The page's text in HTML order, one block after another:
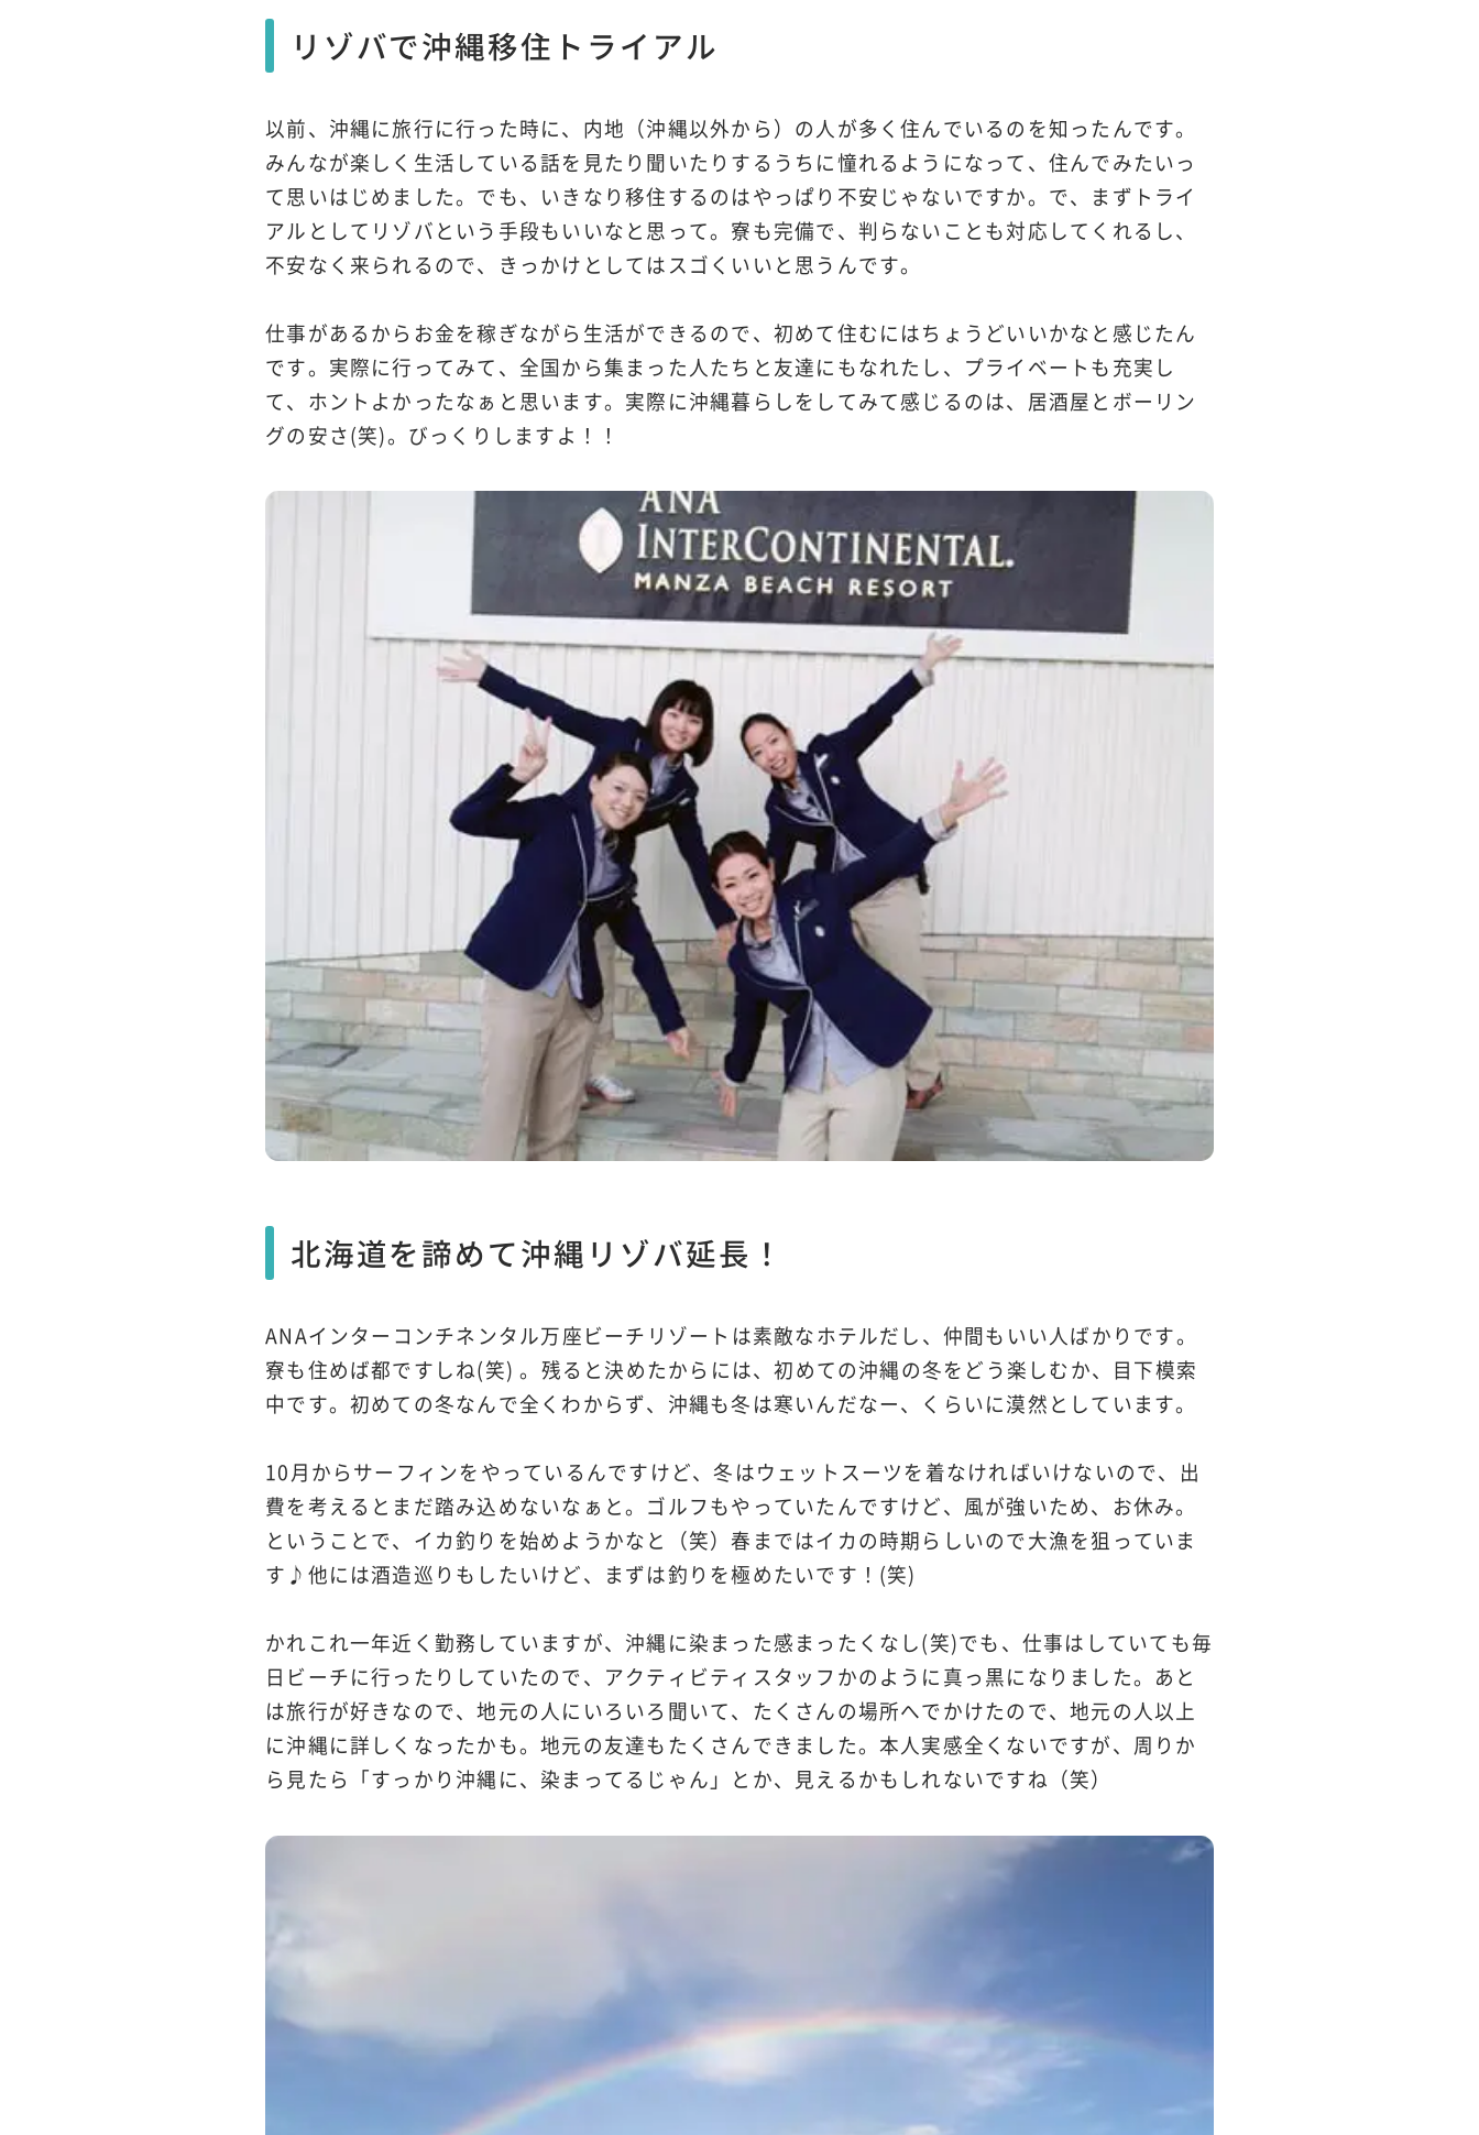
リゾバで沖縄移住トライアル
以前、沖縄に旅行に行った時に、内地（沖縄以外から）の人が多く住んでいるのを知ったんです。
みんなが楽しく生活している話を見たり聞いたりするうちに憧れるようになって、住んでみたいっ
て思いはじめました。でも、いきなり移住するのはやっぱり不安じゃないですか。で、まずトライ
アルとしてリゾバという手段もいいなと思って。寮も完備で、判らないことも対応してくれるし、
不安なく来られるので、きっかけとしてはスゴくいいと思うんです。
仕事があるからお金を稼ぎながら生活ができるので、初めて住むにはちょうどいいかなと感じたん
です。実際に行ってみて、全国から集まった人たちと友達にもなれたし、プライベートも充実し
て、ホントよかったなぁと思います。実際に沖縄暮らしをしてみて感じるのは、居酒屋とボーリン
グの安さ(笑)。びっくりしますよ！！
北海道を諦めて沖縄リゾバ延長！
ANAインターコンチネンタル万座ビーチリゾートは素敵なホテルだし、仲間もいい人ばかりです。
寮も住めば都ですしね(笑) 。残ると決めたからには、初めての沖縄の冬をどう楽しむか、目下模索
中です。初めての冬なんで全くわからず、沖縄も冬は寒いんだなー、くらいに漠然としています。
10月からサーフィンをやっているんですけど、冬はウェットスーツを着なければいけないので、出
費を考えるとまだ踏み込めないなぁと。ゴルフもやっていたんですけど、風が強いため、お休み。
ということで、イカ釣りを始めようかなと（笑）春まではイカの時期らしいので大漁を狙っていま
す♪他には酒造巡りもしたいけど、まずは釣りを極めたいです！(笑)
かれこれ一年近く勤務していますが、沖縄に染まった感まったくなし(笑)でも、仕事はしていても毎
日ビーチに行ったりしていたので、アクティビティスタッフかのように真っ黒になりました。あと
は旅行が好きなので、地元の人にいろいろ聞いて、たくさんの場所へでかけたので、地元の人以上
に沖縄に詳しくなったかも。地元の友達もたくさんできました。本人実感全くないですが、周りか
ら見たら「すっかり沖縄に、染まってるじゃん」とか、見えるかもしれないですね（笑）